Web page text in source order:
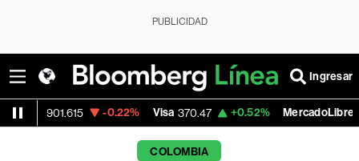
PUBLICIDAD
Ingresar
-0.22% Visa 370.47 +0.52% MercadoLibre 1,824.26
COLOMBIA